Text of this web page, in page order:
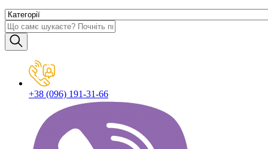
+38 (096) 191-31-66